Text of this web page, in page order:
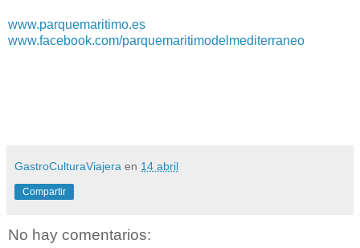
www.parquemaritimo.es
www.facebook.com/parquemaritimodelmediterraneo
GastroCulturaViajera en 14 abril
Compartir
No hay comentarios: